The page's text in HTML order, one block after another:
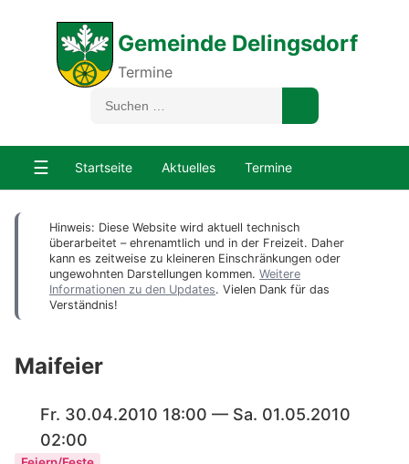
Gemeinde Delingsdorf
Termine
☰ Startseite Aktuelles Termine
Hinweis: Diese Website wird aktuell technisch
überarbeitet – ehrenamtlich und in der Freizeit. Daher
kann es zeitweise zu kleineren Einschränkungen oder
ungewohnten Darstellungen kommen. Weitere
Informationen zu den Updates. Vielen Dank für das
Verständnis!
Maifeier
Fr. 30.04.2010 18:00 — Sa. 01.05.2010
02:00